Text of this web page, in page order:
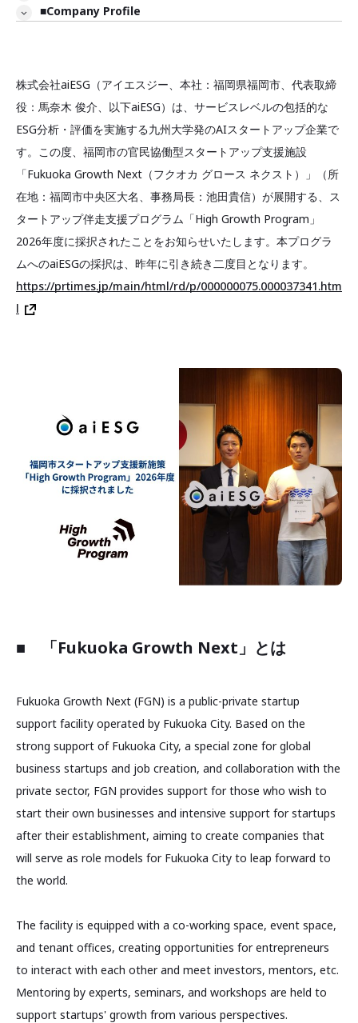
■Company Profile
株式会社aiESG（アイエスジー、本社：福岡県福岡市、代表取締
役：馬奈木 俊介、以下aiESG）は、サービスレベルの包括的な
ESG分析・評価を実施する九州大学発のAIスタートアップ企業で
す。この度、福岡市の官民協働型スタートアップ支援施設
「Fukuoka Growth Next（フクオカ グロース ネクスト）」（所
在地：福岡市中央区大名、事務局長：池田貴信）が展開する、ス
タートアップ伴走支援プログラム「High Growth Program」
2026年度に採択されたことをお知らせいたします。本プログラ
ムへのaiESGの採択は、昨年に引き続き二度目となります。
https://prtimes.jp/main/html/rd/p/000000075.000037341.htm
l
■ 「Fukuoka Growth Next」とは
Fukuoka Growth Next (FGN) is a public-private startup
support facility operated by Fukuoka City. Based on the
strong support of Fukuoka City, a special zone for global
business startups and job creation, and collaboration with the
private sector, FGN provides support for those who wish to
start their own businesses and intensive support for startups
after their establishment, aiming to create companies that
will serve as role models for Fukuoka City to leap forward to
the world.
The facility is equipped with a co-working space, event space,
and tenant offices, creating opportunities for entrepreneurs
to interact with each other and meet investors, mentors, etc.
Mentoring by experts, seminars, and workshops are held to
support startups' growth from various perspectives.